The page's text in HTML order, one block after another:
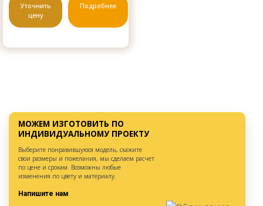
Уточнить
цену
Подробнее
МОЖЕМ ИЗГОТОВИТЬ ПО
ИНДИВИДУАЛЬНОМУ ПРОЕКТУ
Выберите понравившуюся модель, скажите
свои размеры и пожелания, мы сделаем расчет
по цене и срокам. Возможны любые
изменения по цвету и материалу.
Напишите нам